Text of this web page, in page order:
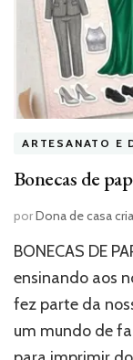
ARTESANATO E
Bonecas de
porDona de casa
BONECAS DE
ensinando aos
fez parte da
um mundo de